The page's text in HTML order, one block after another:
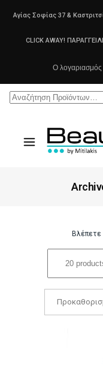
Αγίας Σοφίας 37 &
CLICK AWAY!
Ο
Search